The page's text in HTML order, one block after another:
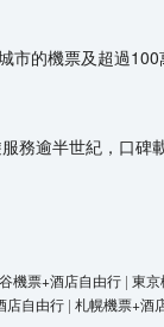
市的機票及超過
務逾半世紀，口碑
機票+酒店自由行 | 東京
店自由行 | 札幌機票+酒